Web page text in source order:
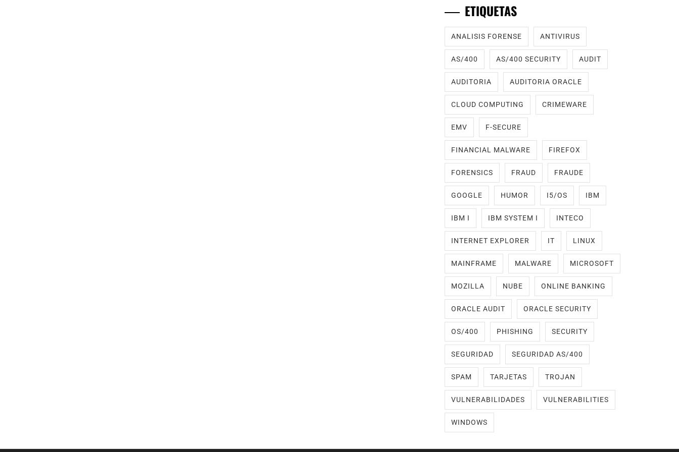
ETIQUETAS
ANALISIS FORENSE ANTIVIRUS
AS/400 AS/400 SECURITY AUDIT
AUDITORIA AUDITORIA ORACLE
CLOUD COMPUTING CRIMEWARE
EMV F-SECURE
FINANCIAL MALWARE FIREFOX
FORENSICS FRAUD FRAUDE
GOOGLE HUMOR I5/OS IBM
IBM I IBM SYSTEM I INTECO
INTERNET EXPLORER IT LINUX
MAINFRAME MALWARE MICROSOFT
MOZILLA NUBE ONLINE BANKING
ORACLE AUDIT ORACLE SECURITY
OS/400 PHISHING SECURITY
SEGURIDAD SEGURIDAD AS/400
SPAM TARJETAS TROJAN
VULNERABILIDADES VULNERABILITIES
WINDOWS